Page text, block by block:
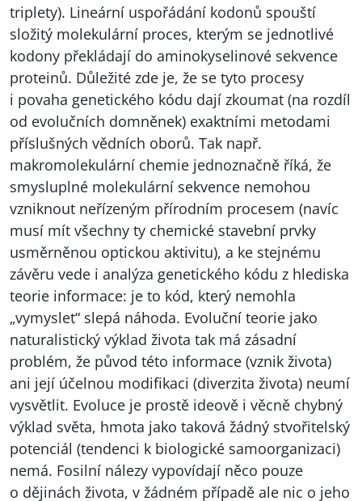
triplety). Lineární uspořádání kodonů spouští
složitý molekulární proces, kterým se jednotlivé
kodony překládají do aminokyselinové sekvence
proteinů. Důležité zde je, že se tyto procesy
i povaha genetického kódu dají zkoumat (na rozdíl
od evolučních domněnek) exaktními metodami
příslušných vědních oborů. Tak např.
makromolekulární chemie jednoznačně říká, že
smysluplné molekulární sekvence nemohou
vzniknout neřízeným přírodním procesem (navíc
musí mít všechny ty chemické stavební prvky
usměrněnou optickou aktivitu), a ke stejnému
závěru vede i analýza genetického kódu z hlediska
teorie informace: je to kód, který nemohla
„vymyslet“ slepá náhoda. Evoluční teorie jako
naturalistický výklad života tak má zásadní
problém, že původ této informace (vznik života)
ani její účelnou modifikaci (diverzita života) neumí
vysvětlit. Evoluce je prostě ideově i věcně chybný
výklad světa, hmota jako taková žádný stvořitelský
potenciál (tendenci k biologické samoorganizaci)
nemá. Fosilní nálezy vypovídají něco pouze
o dějinách života, v žádném případě ale nic o jeho